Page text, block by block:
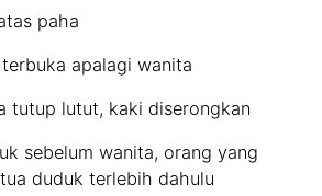
paha
apalagi wanita
lutut, kaki diserongkan
wanita, orang yang
duduk terlebih dahulu